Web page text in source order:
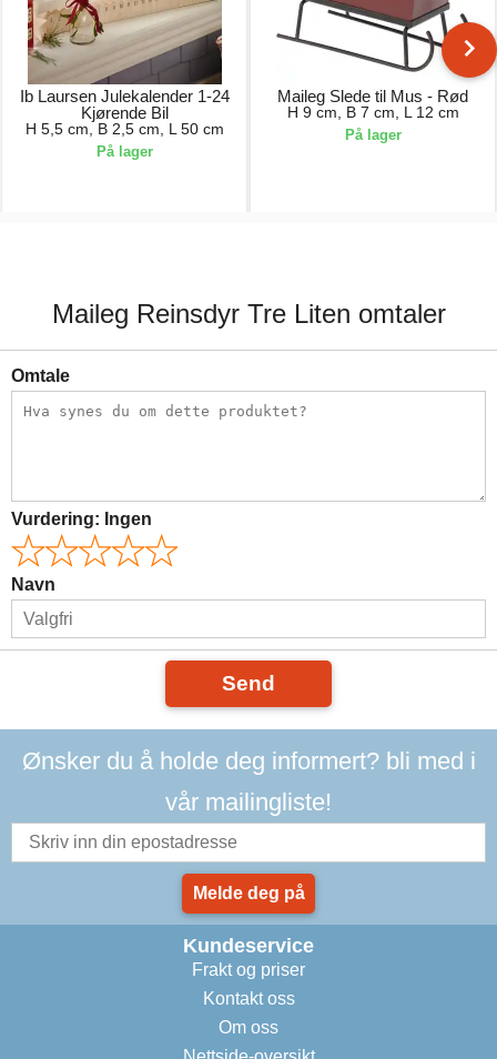
Ib Laursen Julekalender 1-24
Kjørende Bil
H 5,5 cm, B 2,5 cm, L 50 cm
På lager
Maileg Slede til Mus - Rød
H 9 cm, B 7 cm, L 12 cm
På lager
Maileg Reinsdyr Tre Liten omtaler
Omtale
Vurdering: Ingen
Navn
Send
Ønsker du å holde deg informert? bli med i
vår mailingliste!
Melde deg på
Kundeservice
Frakt og priser
Kontakt oss
Om oss